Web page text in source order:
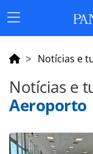
Menu
Principal
Notícias e
Notícias e
Aeroporto